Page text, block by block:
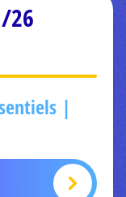
26
|